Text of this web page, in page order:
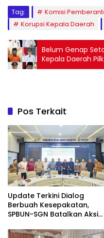
Tag:
Komisi
Korupsi Kepala Daerah
Belum Genap
Kepala Daerah
Dicokok KPK
Pos Terkait
Update Terkini Dialog
Berbuah Kesepakatan,
SPBUN-SGN Batalkan Aksi
Penuhi Sejumlah Aspirasi